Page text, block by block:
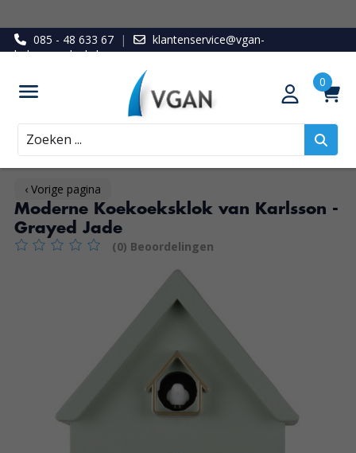
085 - 48 633 67 |
klantenservice@vgan-
ledenvoordeel.nl
Zoeken
‹ Vorige pagina
Moderne Koekoeksklok van Karlsson -
Grayed Jade
De beoordeling van dit product is0van de 5
(0) Beoordelingen